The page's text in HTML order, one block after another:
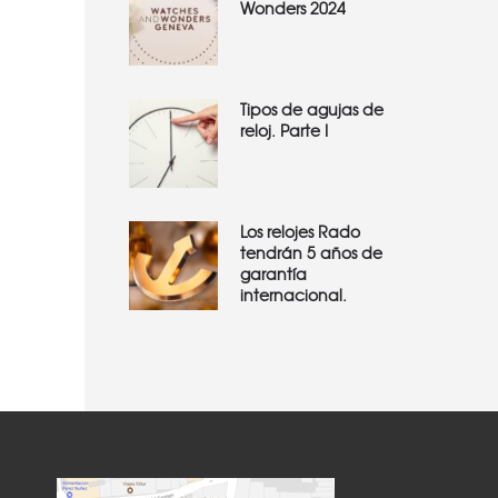
Wonders 2024
Tipos de agujas de
reloj. Parte I
Los relojes Rado
tendrán 5 años de
garantía
internacional.